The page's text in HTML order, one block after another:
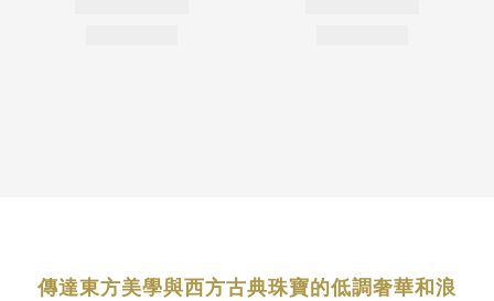
傳達東方美學與西方古典珠寶的低調奢華和浪